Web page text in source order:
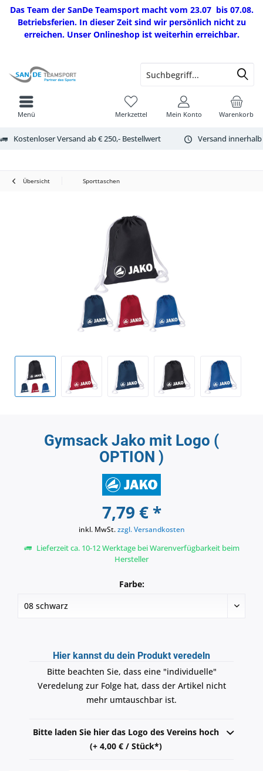
Das Team der SanDe Teamsport macht vom 23.07 bis 07.08.
Betriebsferien. In dieser Zeit sind wir persönlich nicht zu
erreichen. Unser Onlineshop ist weiterhin erreichbar.
Kostenloser Versand ab € 250,- Bestellwert Versand
Warenkorb
Merkzettel Mein Konto
Menü
Übersicht Sporttaschen
Gymsack Jako mit Logo (
OPTION )
7,79 € *
inkl. MwSt.zzgl. Versandkosten
Lieferzeit ca. 10-12 Werktage bei Warenverfügbarkeit beim
Hersteller
Farbe:
Hier kannst du dein Produkt veredeln
Bitte beachten Sie, dass eine "individuelle"
Veredelung zur Folge hat, dass der Artikel nicht
mehr umtauschbar ist.
Bitte laden Sie hier das Logo des Vereins hoch
(+ 4,00 € / Stück*)